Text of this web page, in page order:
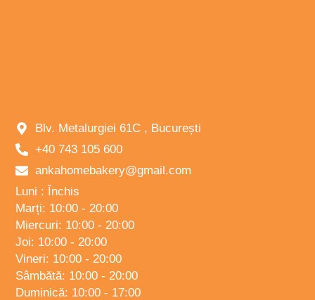
Blv. Metalurgiei 61C , București
+40 743 105 600
ankahomebakery@gmail.com
Luni : Închis
Marți: 10:00 - 20:00
Miercuri: 10:00 - 20:00
Joi: 10:00 - 20:00
Vineri: 10:00 - 20:00
Sâmbătă: 10:00 - 20:00
Duminică: 10:00 - 17:00